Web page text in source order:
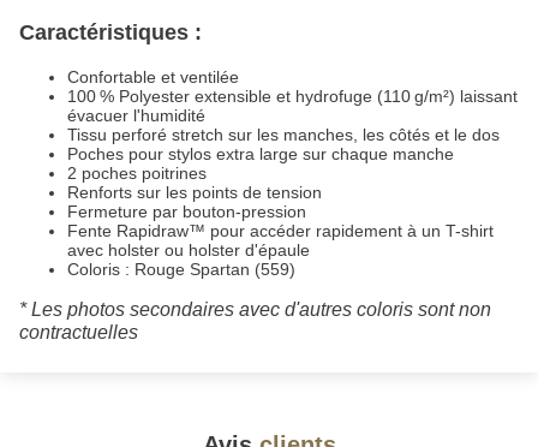
Caractéristiques :
Confortable et ventilée
100 % Polyester extensible et hydrofuge (110 g/m²) laissant
évacuer l'humidité
Tissu perforé stretch sur les manches, les côtés et le dos
Poches pour stylos extra large sur chaque manche
2 poches poitrines
Renforts sur les points de tension
Fermeture par bouton-pression
Fente Rapidraw™ pour accéder rapidement à un T-shirt
avec holster ou holster d'épaule
Coloris : Rouge Spartan (559)
* Les photos secondaires avec d'autres coloris sont non
contractuelles